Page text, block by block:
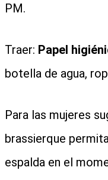
PM.
Traer: Papel
botella de agua,
Para las mujeres
brassierque permita
espalda en el